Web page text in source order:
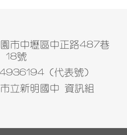
市中壢區中正路487巷
18號
(代表號)
立新明國中 資訊組